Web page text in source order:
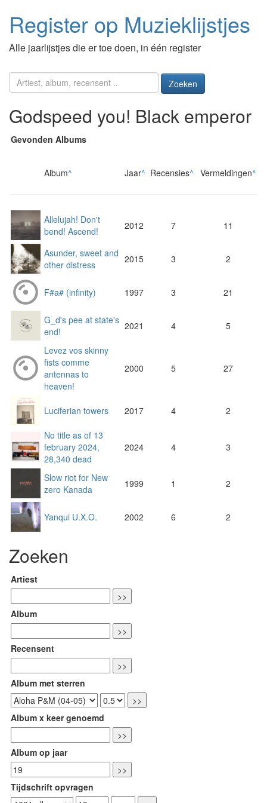
Register op Muzieklijstjes
Alle jaarlijstjes die er toe doen, in één register
Zoeken
Godspeed you! Black emperor
Gevonden Albums
Album^ Jaar^ Recensies^ Vermeldingen^
Allelujah! Don't
bend! Ascend!
2012 7 11
Asunder, sweet and
other distress
2015 3 2
F#a# (infinity) 1997 3 21
G_d's pee at state's
end!
2021 4 5
Levez vos skinny
fists comme
antennas to
heaven!
2000 5 27
Luciferian towers 2017 4 2
No title as of 13
february 2024,
28,340 dead
2024 4 3
Slow riot for New
zero Kanada
1999 1 2
Yanqui U.X.O. 2002 6 2
Zoeken
Artiest
Album
Recensent
Album met sterren
Album x keer genoemd
Album op jaar
Tijdschrift opvragen